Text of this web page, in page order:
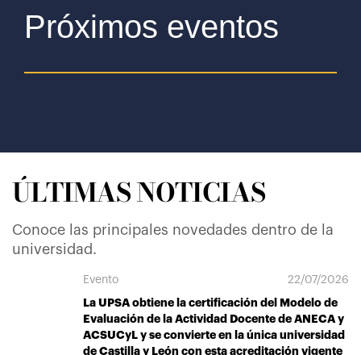
Próximos eventos
ÚLTIMAS NOTICIAS
Conoce las principales novedades dentro de la
universidad.
Evento
22/07/2026
La UPSA obtiene la certificación del Modelo de
Evaluación de la Actividad Docente de ANECA y
ACSUCyL y se convierte en la única universidad
de Castilla y León con esta acreditación vigente